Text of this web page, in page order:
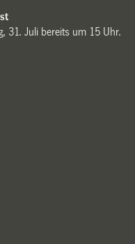
31. Juli bereits um 15 Uhr.